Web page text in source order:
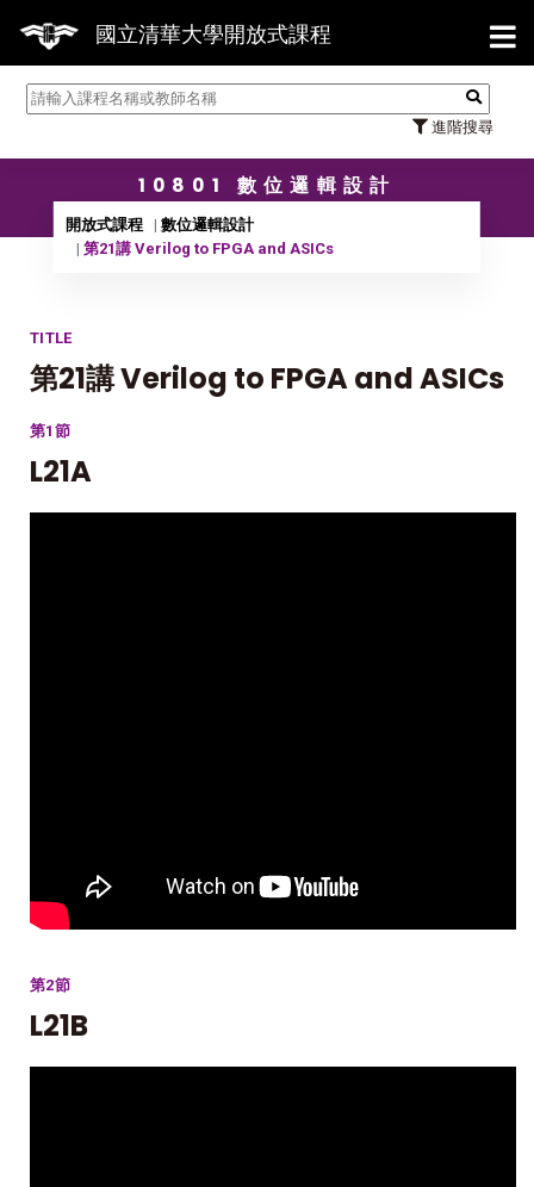
國立清華大學開放式課程
進階搜尋
【7/
10801 數位邏輯設計
開放式課程
數位邏輯設計
第21講 Verilog to FPGA and ASICs
TITLE
第21講 Verilog to FPGA and ASICs
第1節
L21A
第2節
L21B